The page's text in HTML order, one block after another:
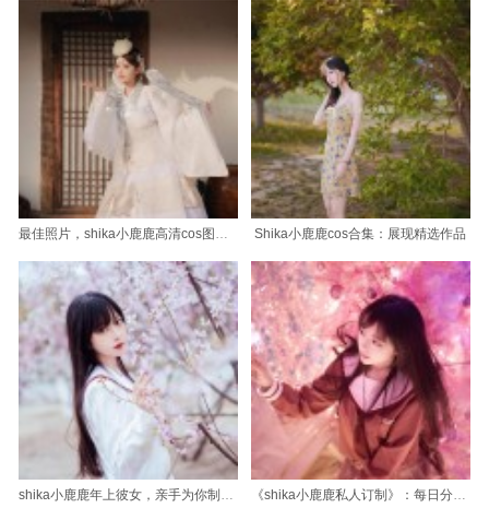
最佳照片，shika小鹿鹿高清cos图绝美框架 Shika小鹿鹿cos合集：展现精选作品
shika小鹿鹿年上彼女，亲手为你制作的【原图】，只属于我们的甜蜜时刻 《shika小鹿鹿私人订制》：每日分享超级美图，惊艳你每一天